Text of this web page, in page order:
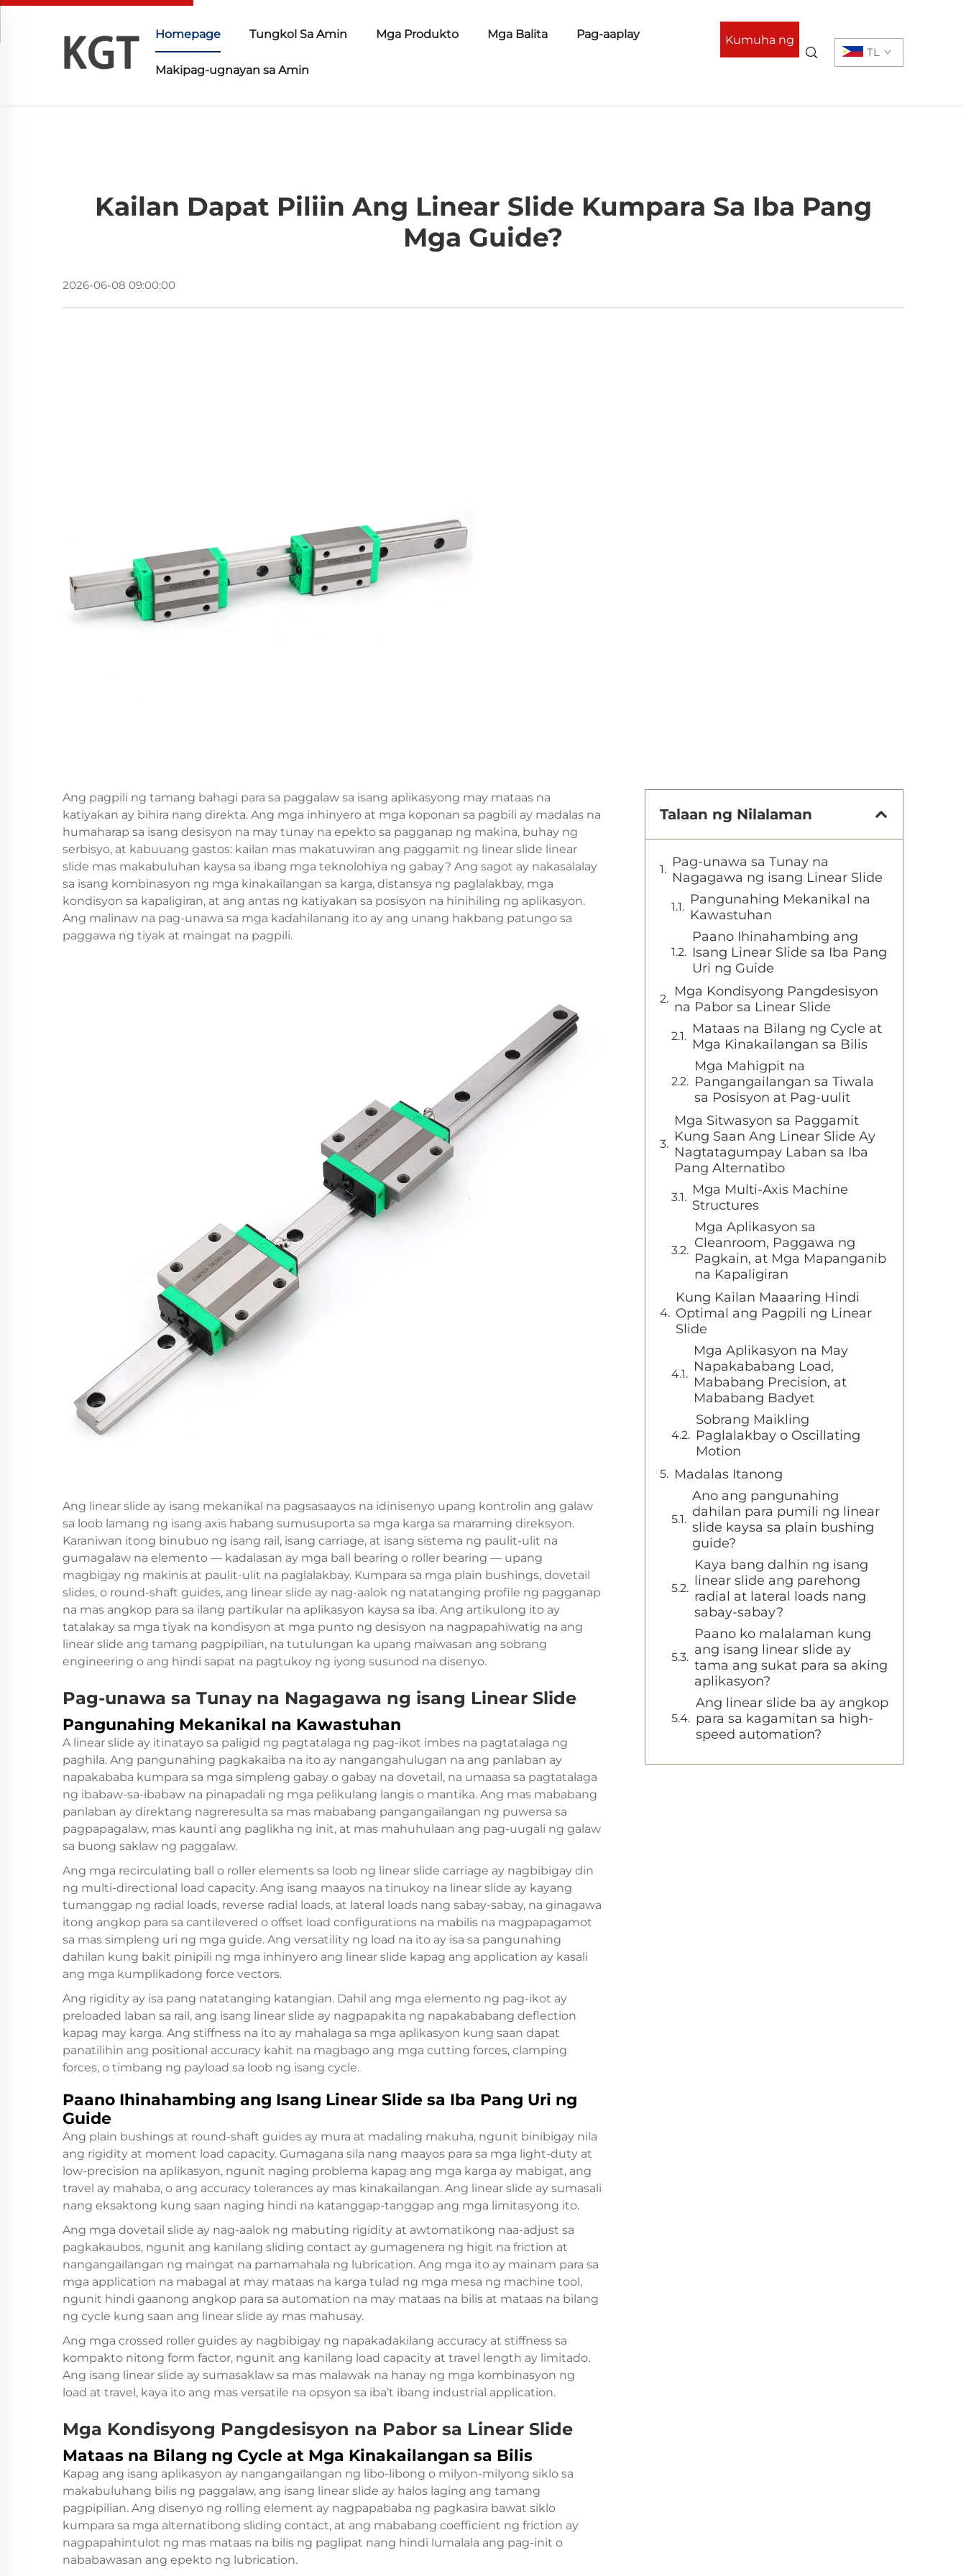
Homepage Tungkol Sa Amin Mga Produkto Mga Balita Pag-aaplay
Makipag-ugnayan sa Amin
Kumuha ng
TL
Kailan Dapat Piliin Ang Linear Slide Kumpara Sa Iba Pang
Mga Guide?
2026-06-08 09:00:00
Ang pagpili ng tamang bahagi para sa paggalaw sa isang aplikasyong may mataas na
katiyakan ay bihira nang direkta. Ang mga inhinyero at mga koponan sa pagbili ay madalas na
humaharap sa isang desisyon na may tunay na epekto sa pagganap ng makina, buhay ng
serbisyo, at kabuuang gastos: kailan mas makatuwiran ang paggamit ng linear slide linear
slide mas makabuluhan kaysa sa ibang mga teknolohiya ng gabay? Ang sagot ay nakasalalay
sa isang kombinasyon ng mga kinakailangan sa karga, distansya ng paglalakbay, mga
kondisyon sa kapaligiran, at ang antas ng katiyakan sa posisyon na hinihiling ng aplikasyon.
Ang malinaw na pag-unawa sa mga kadahilanang ito ay ang unang hakbang patungo sa
paggawa ng tiyak at maingat na pagpili.
Ang linear slide ay isang mekanikal na pagsasaayos na idinisenyo upang kontrolin ang galaw
sa loob lamang ng isang axis habang sumusuporta sa mga karga sa maraming direksyon.
Karaniwan itong binubuo ng isang rail, isang carriage, at isang sistema ng paulit-ulit na
gumagalaw na elemento — kadalasan ay mga ball bearing o roller bearing — upang
magbigay ng makinis at paulit-ulit na paglalakbay. Kumpara sa mga plain bushings, dovetail
slides, o round-shaft guides, ang linear slide ay nag-aalok ng natatanging profile ng pagganap
na mas angkop para sa ilang partikular na aplikasyon kaysa sa iba. Ang artikulong ito ay
tatalakay sa mga tiyak na kondisyon at mga punto ng desisyon na nagpapahiwatig na ang
linear slide ang tamang pagpipilian, na tutulungan ka upang maiwasan ang sobrang
engineering o ang hindi sapat na pagtukoy ng iyong susunod na disenyo.
Pag-unawa sa Tunay na Nagagawa ng isang Linear Slide
Pangunahing Mekanikal na Kawastuhan
A linear slide ay itinatayo sa paligid ng pagtatalaga ng pag-ikot imbes na pagtatalaga ng
paghila. Ang pangunahing pagkakaiba na ito ay nangangahulugan na ang panlaban ay
napakababa kumpara sa mga simpleng gabay o gabay na dovetail, na umaasa sa pagtatalaga
ng ibabaw-sa-ibabaw na pinapadali ng mga pelikulang langis o mantika. Ang mas mababang
panlaban ay direktang nagreresulta sa mas mababang pangangailangan ng puwersa sa
pagpapagalaw, mas kaunti ang paglikha ng init, at mas mahuhulaan ang pag-uugali ng galaw
sa buong saklaw ng paggalaw.
Ang mga recirculating ball o roller elements sa loob ng linear slide carriage ay nagbibigay din
ng multi-directional load capacity. Ang isang maayos na tinukoy na linear slide ay kayang
tumanggap ng radial loads, reverse radial loads, at lateral loads nang sabay-sabay, na ginagawa
itong angkop para sa cantilevered o offset load configurations na mabilis na magpapagamot
sa mas simpleng uri ng mga guide. Ang versatility ng load na ito ay isa sa pangunahing
dahilan kung bakit pinipili ng mga inhinyero ang linear slide kapag ang application ay kasali
ang mga kumplikadong force vectors.
Ang rigidity ay isa pang natatanging katangian. Dahil ang mga elemento ng pag-ikot ay
preloaded laban sa rail, ang isang linear slide ay nagpapakita ng napakababang deflection
kapag may karga. Ang stiffness na ito ay mahalaga sa mga aplikasyon kung saan dapat
panatilihin ang positional accuracy kahit na magbago ang mga cutting forces, clamping
forces, o timbang ng payload sa loob ng isang cycle.
Paano Ihinahambing ang Isang Linear Slide sa Iba Pang Uri ng
Guide
Ang plain bushings at round-shaft guides ay mura at madaling makuha, ngunit binibigay nila
ang rigidity at moment load capacity. Gumagana sila nang maayos para sa mga light-duty at
low-precision na aplikasyon, ngunit naging problema kapag ang mga karga ay mabigat, ang
travel ay mahaba, o ang accuracy tolerances ay mas kinakailangan. Ang linear slide ay sumasali
nang eksaktong kung saan naging hindi na katanggap-tanggap ang mga limitasyong ito.
Ang mga dovetail slide ay nag-aalok ng mabuting rigidity at awtomatikong naa-adjust sa
pagkakaubos, ngunit ang kanilang sliding contact ay gumagenera ng higit na friction at
nangangailangan ng maingat na pamamahala ng lubrication. Ang mga ito ay mainam para sa
mga application na mabagal at may mataas na karga tulad ng mga mesa ng machine tool,
ngunit hindi gaanong angkop para sa automation na may mataas na bilis at mataas na bilang
ng cycle kung saan ang linear slide ay mas mahusay.
Ang mga crossed roller guides ay nagbibigay ng napakadakilang accuracy at stiffness sa
kompakto nitong form factor, ngunit ang kanilang load capacity at travel length ay limitado.
Ang isang linear slide ay sumasaklaw sa mas malawak na hanay ng mga kombinasyon ng
load at travel, kaya ito ang mas versatile na opsyon sa iba’t ibang industrial application.
Mga Kondisyong Pangdesisyon na Pabor sa Linear Slide
Mataas na Bilang ng Cycle at Mga Kinakailangan sa Bilis
Kapag ang isang aplikasyon ay nangangailangan ng libo-libong o milyon-milyong siklo sa
makabuluhang bilis ng paggalaw, ang isang linear slide ay halos laging ang tamang
pagpipilian. Ang disenyo ng rolling element ay nagpapababa ng pagkasira bawat siklo
kumpara sa mga alternatibong sliding contact, at ang mababang coefficient ng friction ay
nagpapahintulot ng mas mataas na bilis ng paglipat nang hindi lumalala ang pag-init o
nababawasan ang epekto ng lubrication.
Talaan ng Nilalaman
Pag-unawa sa Tunay na
Nagagawa ng isang Linear Slide
Pangunahing Mekanikal na
Kawastuhan
Paano Ihinahambing ang
Isang Linear Slide sa Iba Pang
Uri ng Guide
Mga Kondisyong Pangdesisyon
na Pabor sa Linear Slide
Mataas na Bilang ng Cycle at
Mga Kinakailangan sa Bilis
Mga Mahigpit na
Pangangailangan sa Tiwala
sa Posisyon at Pag-uulit
Mga Sitwasyon sa Paggamit
Kung Saan Ang Linear Slide Ay
Nagtatagumpay Laban sa Iba
Pang Alternatibo
Mga Multi-Axis Machine
Structures
Mga Aplikasyon sa
Cleanroom, Paggawa ng
Pagkain, at Mga Mapanganib
na Kapaligiran
Kung Kailan Maaaring Hindi
Optimal ang Pagpili ng Linear
Slide
Mga Aplikasyon na May
Napakababang Load,
Mababang Precision, at
Mababang Badyet
Sobrang Maikling
Paglalakbay o Oscillating
Motion
Madalas Itanong
Ano ang pangunahing
dahilan para pumili ng linear
slide kaysa sa plain bushing
guide?
Kaya bang dalhin ng isang
linear slide ang parehong
radial at lateral loads nang
sabay-sabay?
Paano ko malalaman kung
ang isang linear slide ay
tama ang sukat para sa aking
aplikasyon?
Ang linear slide ba ay angkop
para sa kagamitan sa high-
speed automation?